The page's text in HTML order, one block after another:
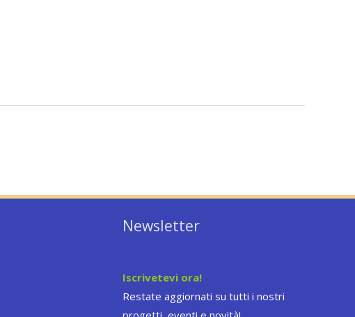
Newsletter
Iscrivetevi ora!
Restate aggiornati su tutti i nostri